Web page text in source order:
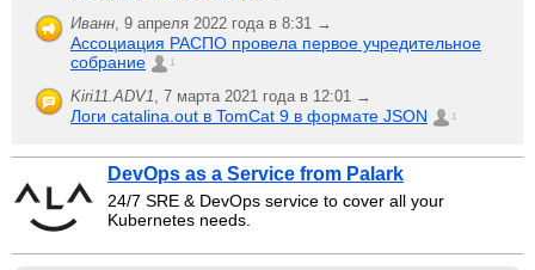
Иванн, 9 апреля 2022 года в 8:31 →
Ассоциация РАСПО провела первое учредительное
собрание
1
Kiri11.ADV1, 7 марта 2021 года в 12:01 →
Логи catalina.out в TomCat 9 в формате JSON 1
DevOps as a Service from Palark
24/7 SRE & DevOps service to cover all your
Kubernetes needs.